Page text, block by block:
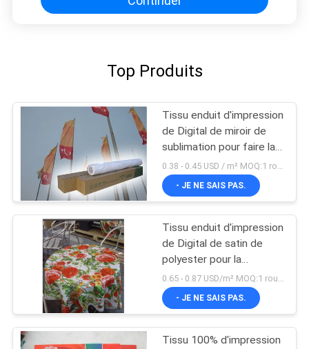
Top Produits
Tissu enduit d'impression
de Digital de miroir de
sublimation pour faire la
bannière diminuer
directement
0.38 - 0.45 USD / m² MOQ:1 rouleau
- JE NE SAIS PAS.
Tissu enduit d'impression
de Digital de satin de
polyester pour la
fabrication de nappe
- JE NE SAIS PAS.
Tissu 100% d'impression